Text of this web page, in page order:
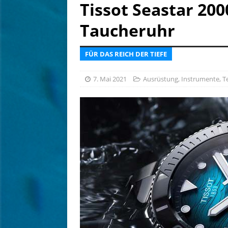
Tief
AUSRÜSTUNG
Tissot Seastar
Taucheruhr
FÜR DAS REICH DER TIEFE
7. Mai 2021 Ausrüstung, Instrumente,